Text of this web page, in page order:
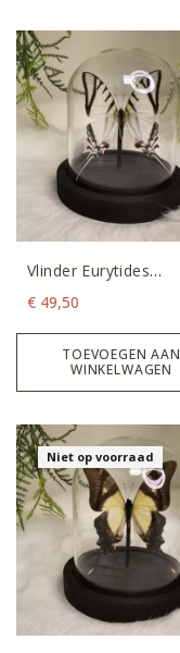
Vlinder Eurytides
Protesilaus
€ 49,50
TOEVOEGEN AAN
WINKELWAGEN
Niet op voorraad